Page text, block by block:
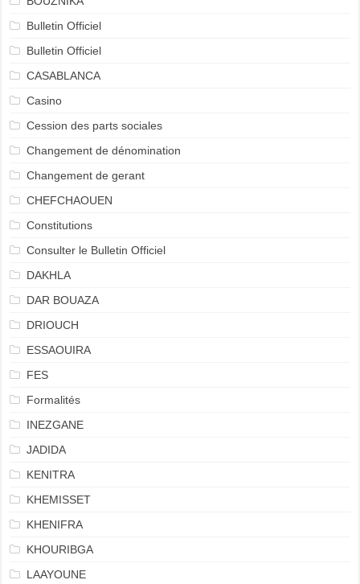
Bulletin Officiel
Bulletin Officiel
CASABLANCA
Casino
Cession des parts sociales
Changement de dénomination
Changement de gerant
CHEFCHAOUEN
Constitutions
Consulter le Bulletin Officiel
DAKHLA
DAR BOUAZA
DRIOUCH
ESSAOUIRA
FES
Formalités
INEZGANE
JADIDA
KENITRA
KHEMISSET
KHENIFRA
KHOURIBGA
LAAYOUNE